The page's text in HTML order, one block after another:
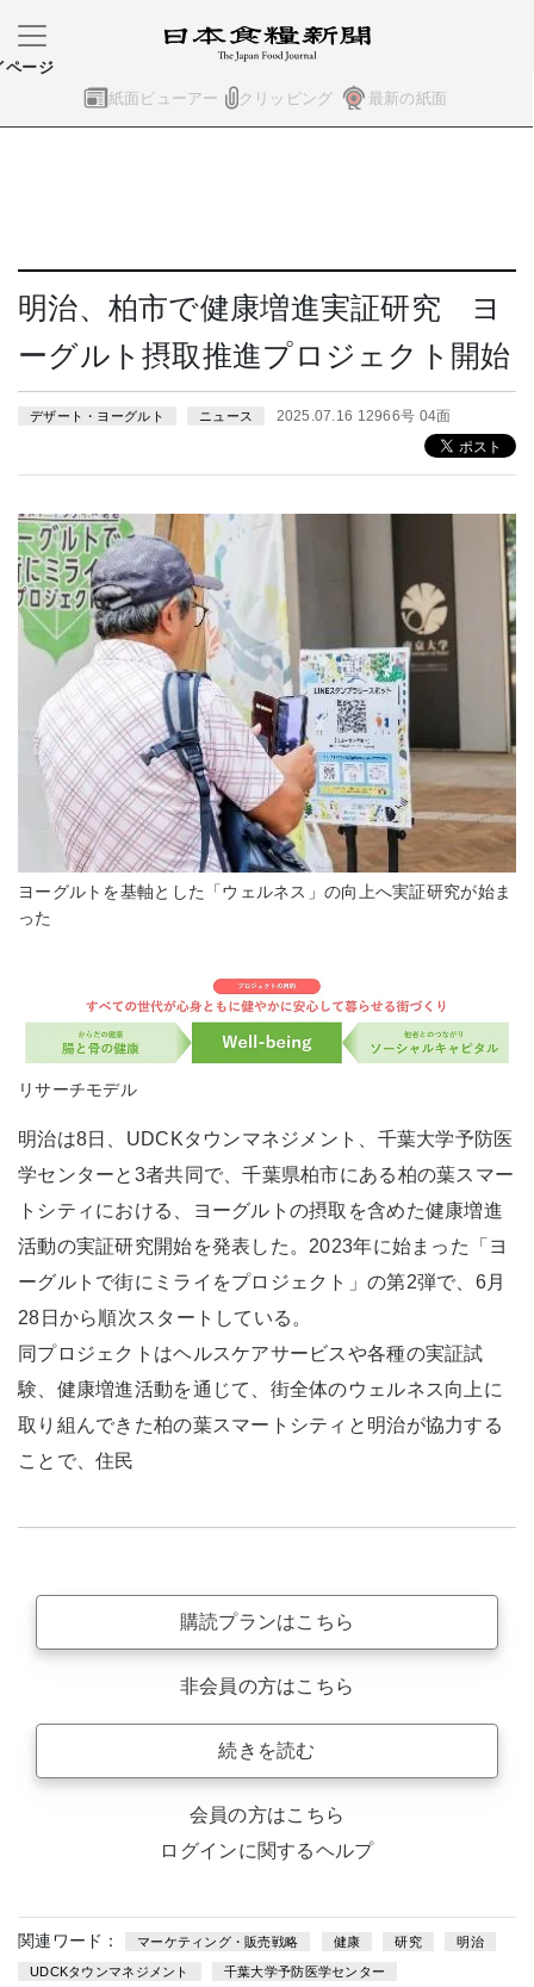
紙面ビューアー クリッピング 最新の紙面
ページ
明治、柏市で健康増進実証研究 ヨ
ーグルト摂取推進プロジェクト開始
デザート・ヨーグルト ニュース 2025.07.16 12966号 04面
ヨーグルトを基軸とした「ウェルネス」の向上へ実証研究が始ま
った
リサーチモデル
明治は8日、UDCKタウンマネジメント、千葉大学予防医
学センターと3者共同で、千葉県柏市にある柏の葉スマー
トシティにおける、ヨーグルトの摂取を含めた健康増進
活動の実証研究開始を発表した。2023年に始まった「ヨ
ーグルトで街にミライをプロジェクト」の第2弾で、6月
28日から順次スタートしている。
同プロジェクトはヘルスケアサービスや各種の実証試
験、健康増進活動を通じて、街全体のウェルネス向上に
取り組んできた柏の葉スマートシティと明治が協力する
ことで、住民
購読プランはこちら
非会員の方はこちら
続きを読む
会員の方はこちら
ログインに関するヘルプ
関連ワード： マーケティング・販売戦略 健康 研究 明治
UDCKタウンマネジメント 千葉大学予防医学センター